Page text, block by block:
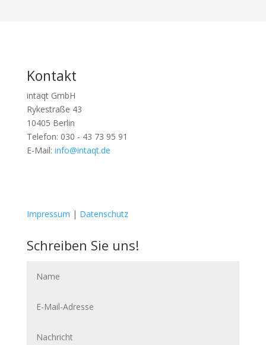
Kontakt
intaqt GmbH
Rykestraße 43
10405 Berlin
Telefon: 030 - 43 73 95 91
E-Mail: info@intaqt.de
Impressum | Datenschutz
Schreiben Sie uns!
Mail-